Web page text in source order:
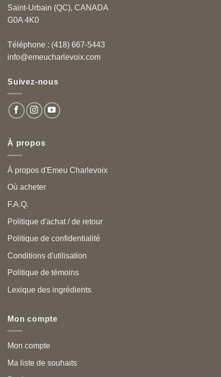
Saint-Urbain (QC), CANADA
G0A 4K0
Téléphone : (418) 667-5443
info@emeucharlevoix.com
Suivez-nous
À propos
À propos d'Emeu Charlevoix
Où acheter
F.A.Q.
Politique d'achat / de retour
Politique de confidentialité
Conditions d'utilisation
Politique de témoins
Lexique des ingrédients
Mon compte
Mon compte
Ma liste de souhaits